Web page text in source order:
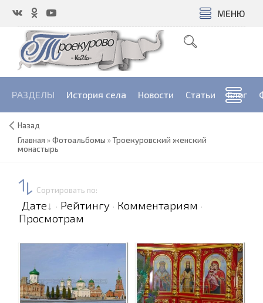
МЕНЮ
РАЗДЕЛЫ История села Новости Cтатьи Блог
Назад
Главная »Фотоальбомы »Троекуровский женский
монастырь
Сортировать по:
Дате · Рейтингу · Комментариям ·
Просмотрам